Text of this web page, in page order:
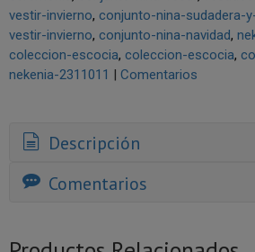
vestir-invierno conjunto-nina-sudadera-
vestir-invierno conjunto-nina-navidad
coleccion-escocia coleccion-escocia
nekenia-2311011 | Comentarios
Descripción
Comentarios